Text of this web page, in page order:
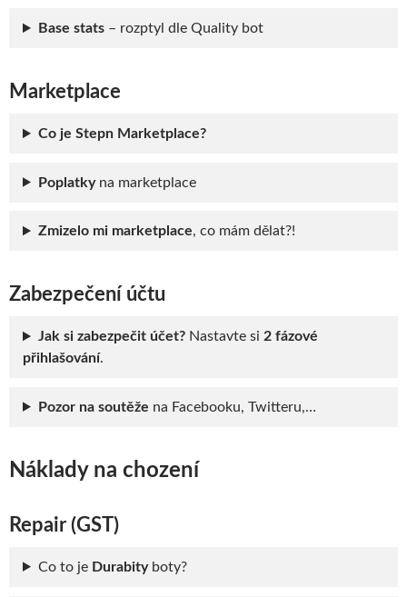
Base stats– rozptyl dle Quality bot
Marketplace
Co je Stepn Marketplace?
Poplatkyna marketplace
Zmizelo mi marketplace, co mám dělat?!
Zabezpečení účtu
Jak si zabezpečit účet?Nastavte si 2 fázové
přihlašování.
Pozor na soutěže na Facebooku, Twitteru,…
Náklady na chození
Repair (GST)
Co to je Durabityboty?